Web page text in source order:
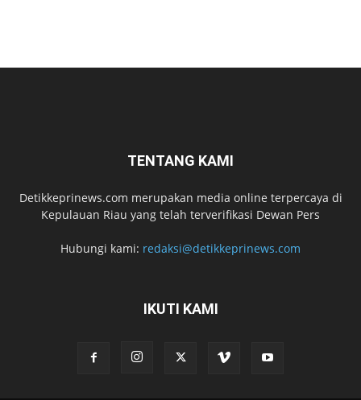
TENTANG KAMI
Detikkeprinews.com merupakan media online terpercaya di
Kepulauan Riau yang telah terverifikasi Dewan Pers
Hubungi kami: redaksi@detikkeprinews.com
IKUTI KAMI